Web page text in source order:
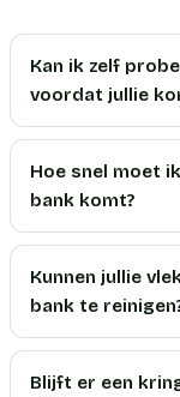
Kan ik zelf
voordat jullie
Hoe snel moet
bank komt?
Kunnen jullie
bank te
Blijft er een